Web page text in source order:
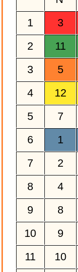
1
3
2
11
3
5
4
12
5
7
6
1
7
2
8
4
9
8
10
9
11
10